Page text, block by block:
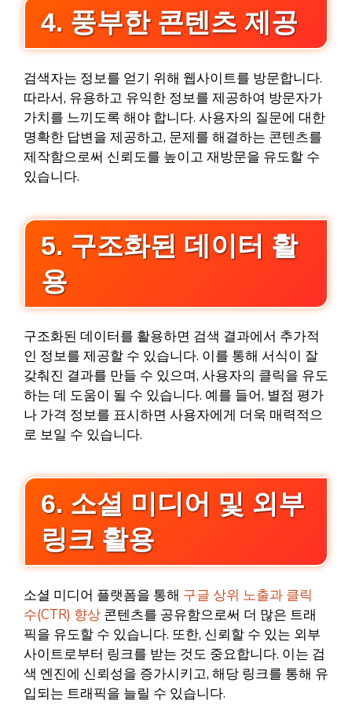
4. 풍부한 콘텐츠 제공
검색자는 정보를 얻기 위해 웹사이트를 방문합니다.
따라서, 유용하고 유익한 정보를 제공하여 방문자가
가치를 느끼도록 해야 합니다. 사용자의 질문에 대한
명확한 답변을 제공하고, 문제를 해결하는 콘텐츠를
제작함으로써 신뢰도를 높이고 재방문을 유도할 수
있습니다.
5. 구조화된 데이터 활
용
구조화된 데이터를 활용하면 검색 결과에서 추가적
인 정보를 제공할 수 있습니다. 이를 통해 서식이 잘
갖춰진 결과를 만들 수 있으며, 사용자의 클릭을 유도
하는 데 도움이 될 수 있습니다. 예를 들어, 별점 평가
나 가격 정보를 표시하면 사용자에게 더욱 매력적으
로 보일 수 있습니다.
6. 소셜 미디어 및 외부
링크 활용
소셜 미디어 플랫폼을 통해 구글 상위 노출과 클릭
수(CTR) 향상 콘텐츠를 공유함으로써 더 많은 트래
픽을 유도할 수 있습니다. 또한, 신뢰할 수 있는 외부
사이트로부터 링크를 받는 것도 중요합니다. 이는 검
색 엔진에 신뢰성을 증가시키고, 해당 링크를 통해 유
입되는 트래픽을 늘릴 수 있습니다.